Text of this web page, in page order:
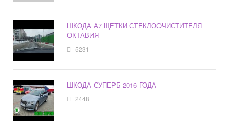
ШКОДА А7 ЩЕТКИ СТЕКЛООЧИСТИТЕЛЯ
ОКТАВИЯ
5231
ШКОДА СУПЕРБ 2016 ГОДА
2448